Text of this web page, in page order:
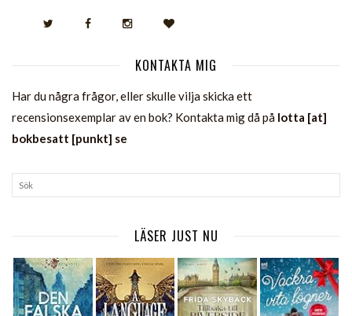
KONTAKTA MIG
Har du några frågor, eller skulle vilja skicka ett
recensionsexemplar av en bok? Kontakta mig då på lotta [at]
bokbesatt [punkt] se
LÄSER JUST NU